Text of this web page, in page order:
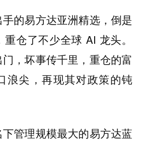
的易方达亚洲精选，倒是
仓了不少全球 AI 龙头。
，坏事传千里，重仓的富
浪尖，再现其对政策的钝
管理规模最大的易方达蓝